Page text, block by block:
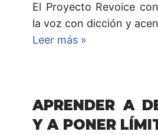
El Proyecto Revoice
la voz con dicción y
Leer más »
APRENDER A
Y A PONER